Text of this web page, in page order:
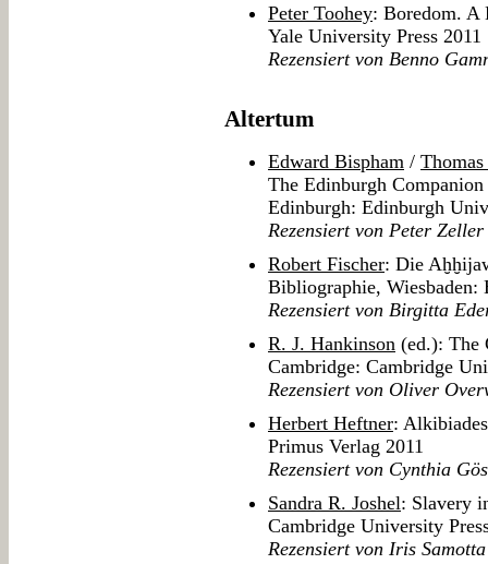
Peter Toohey: Boredom. A
Yale University Press 2011
Rezensiert von Benno
Altertum
Edward Bispham /
The Edinburgh
Edinburgh: Edinburgh
Rezensiert von Peter Zeller
Robert Fischer: Die
Bibliographie, Wiesbaden:
Rezensiert von Birgitta
R. J. Hankinson (ed.): The
Cambridge: Cambridge
Rezensiert von Oliver
Herbert Heftner:
Primus Verlag 2011
Rezensiert von Cynthia
Sandra R. Joshel: Slavery
Cambridge University
Rezensiert von Iris Samotta